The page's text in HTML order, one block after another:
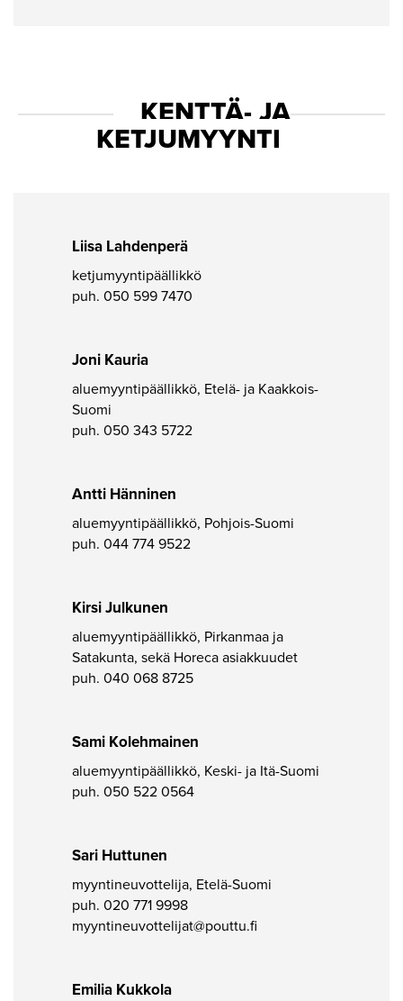
KENTTÄ- JA
KETJUMYYNTI
Liisa Lahdenperä
ketjumyyntipäällikkö
puh. 050 599 7470
Joni Kauria
aluemyyntipäällikkö, Etelä- ja Kaakkois-
Suomi
puh. 050 343 5722
Antti Hänninen
aluemyyntipäällikkö, Pohjois-Suomi
puh. 044 774 9522
Kirsi Julkunen
aluemyyntipäällikkö, Pirkanmaa ja
Satakunta, sekä Horeca asiakkuudet
puh. 040 068 8725
Sami Kolehmainen
aluemyyntipäällikkö, Keski- ja Itä-Suomi
puh. 050 522 0564
Sari Huttunen
myyntineuvottelija, Etelä-Suomi
puh. 020 771 9998
myyntineuvottelijat@pouttu.fi
Emilia Kukkola